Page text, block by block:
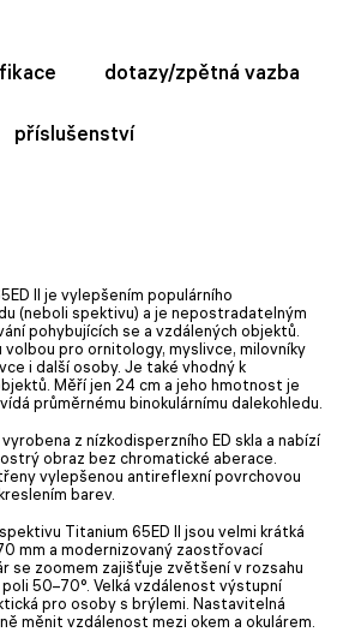
dotazy/zpětná vazba
příslušenství
II je vylepšením populárního
(neboli spektivu) a je nepostradatelným
pohybujících se a vzdálených objektů.
pro ornitology, myslivce, milovníky
i další osoby. Je také vhodný k
Měří jen 24 cm a jeho hmotnost je
průměrnému binokulárnímu dalekohledu.
z nízkodisperzního ED skla a nabízí
obraz bez chromatické aberace.
vylepšenou antireflexní povrchovou
barev.
Titanium 65ED II jsou velmi krátká
mm a modernizovaný zaostřovací
se zoomem zajišťuje zvětšení v rozsahu
50–70°. Velká vzdálenost výstupní
pro osoby s brýlemi. Nastavitelná
měnit vzdálenost mezi okem a okulárem.